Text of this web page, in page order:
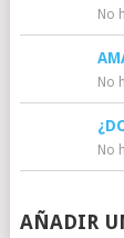
No
No
No
AÑADIR